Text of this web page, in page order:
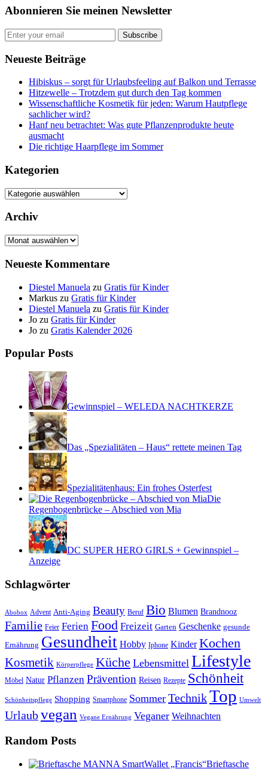
Abonnieren Sie meinen Newsletter
Subscribe
Neueste Beiträge
Hibiskus – sorgt für Urlaubsfeeling auf Balkon und Terrasse
Hitzewelle – Trotzdem gut durch den Tag kommen
Wissenschaftliche Kosmetik für jeden: Warum Hautpflege
sachlicher wird?
Hanf neu betrachtet: Was gute Pflanzenprodukte heute
ausmacht
Die richtige Haarpflege im Sommer
Kategorien
Kategorien
Archiv
Archiv
Neueste Kommentare
Diestel Manuela zu Gratis für Kinder
Markus zu Gratis für Kinder
Diestel Manuela zu Gratis für Kinder
Jo zu Gratis für Kinder
Jo zu Gratis Kalender 2026
Popular Posts
Gewinnspiel – WELEDA NACHTKERZE
Das „Spezialitäten – Haus“ rettete meinen Tag
Spezialitätenhaus: Ein frohes Osterfest
Die
Regenbogenbrücke – Abschied von Mia
DC SUPER HERO GIRLS + Gewinnspiel –
Anzeige
Schlagwörter
Abobox Advent Anti-Aging Beauty Beruf Bio Blumen Brandnooz
Familie Feier Ferien Food Freizeit Garten Geschenke gesunde
Ernährung Gesundheit Hobby Iphone Kinder Kochen
Kosmetik Körperpflege Küche Lebensmittel Lifestyle
Möbel Natur Pflanzen Prävention Reisen Rezepte Schönheit
Schönheitspflege Shopping Smartphone Sommer TechnikTop Umwelt
Urlaubvegan Vegane Ernährung Veganer Weihnachten
Random Posts
Brieftasche